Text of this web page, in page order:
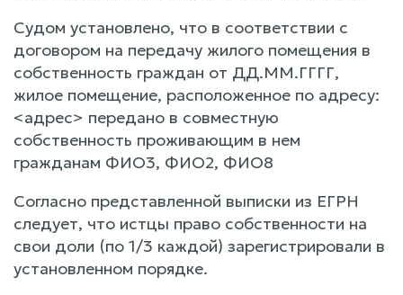
Судом установлено, что в соответствии с
договором на передачу жилого помещения в
собственность граждан от ДД.ММ.ГГГГ,
жилое помещение, расположенное по адресу:
<адрес> передано в совместную
собственность проживающим в нем
гражданам ФИО3, ФИО2, ФИО8
Согласно представленной выписки из ЕГРН
следует, что истцы право собственности на
свои доли (по 1/3 каждой) зарегистрировали в
установленном порядке.